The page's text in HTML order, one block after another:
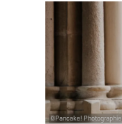
©Pancake! Photographie